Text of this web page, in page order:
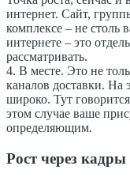
интернет. Сайт,
комплексе – не столь
интернете – это
рассматривать.
4. В месте. Это не
каналов доставки. На
широко. Тут
этом случае ваше
определяющим.
Рост через кадры